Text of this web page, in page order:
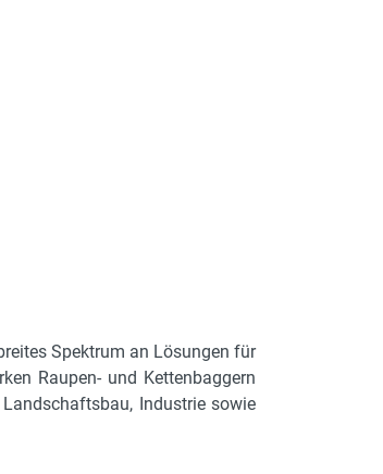
Spektrum an Lösungen für
Raupen- und Kettenbaggern
Industrie sowie